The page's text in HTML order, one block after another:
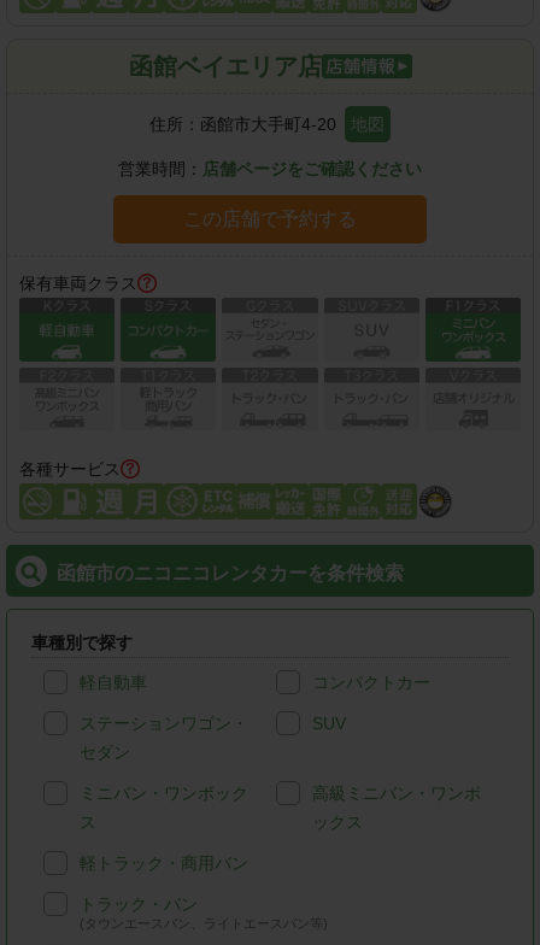
函館ベイエリア店
住所： 函館市大手町4-20 地図
営業時間： 店舗ページをご確認ください
この店舗で予約する
保有車両クラス
各種サービス
函館市のニコニコレンタカーを条件検索
車種別で探す
軽自動車 コンパクトカー
ステーションワゴン・
セダン
SUV
ミニバン・ワンボック
ス
高級ミニバン・ワンボ
ックス
軽トラック・商用バン
トラック・バン
(タウンエースバン、ライトエースバン等)